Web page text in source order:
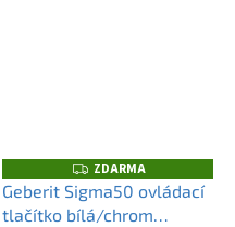
Z
D
A
R
ZDARMA
Geberit Sigma50 ovládací
tlačítko bílá/chrom